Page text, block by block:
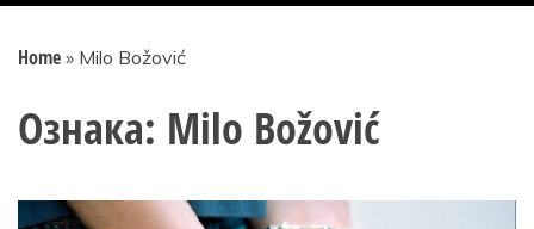
Home » Milo Božović
Ознака: Milo Božović